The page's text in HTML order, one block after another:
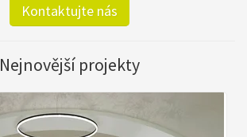
Kontaktujte nás
Nejnovější projekty